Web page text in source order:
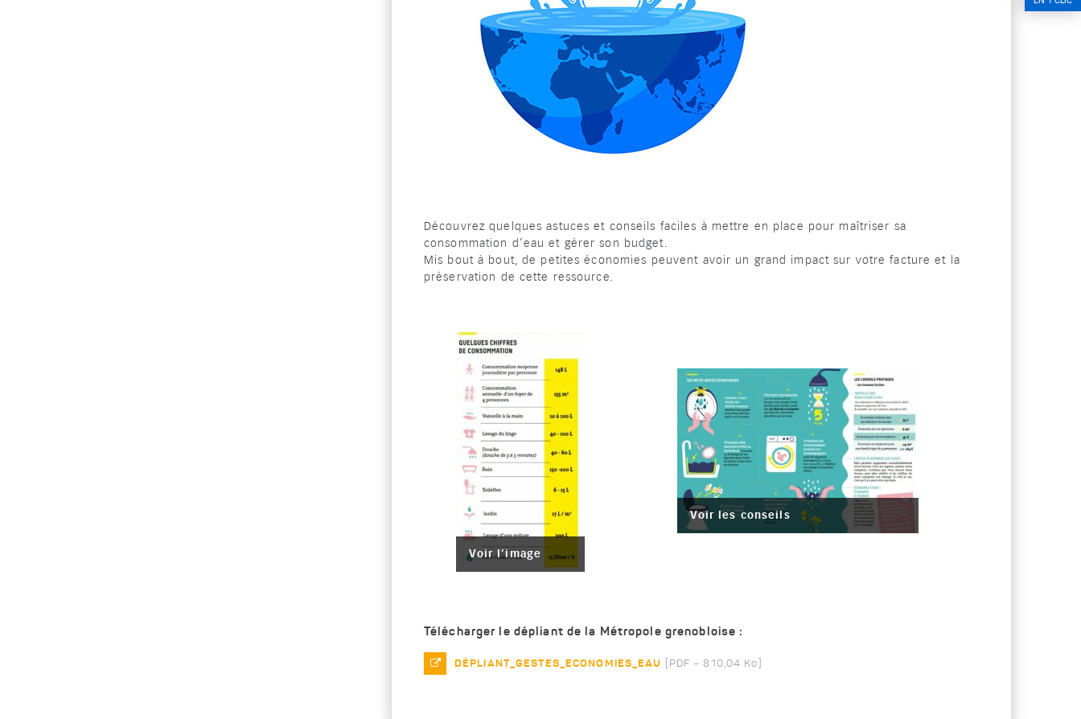
Découvrez quelques astuces et conseils faciles à mettre en place pour maîtriser sa
consommation d’eau et gérer son budget.
Mis bout à bout, de petites économies peuvent avoir un grand impact sur votrefacture et la
préservation de cette ressource.
Voir l’image
Voir les conseils
Télécharger le dépliant de la Métropole grenobloise :
DÉPLIANT_GESTES_ECONOMIES_EAU PDF – 810,04 Ko